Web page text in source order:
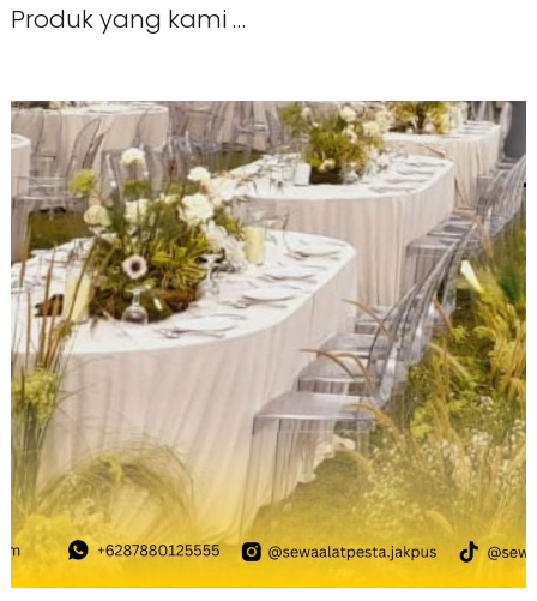
Produk yang kami …